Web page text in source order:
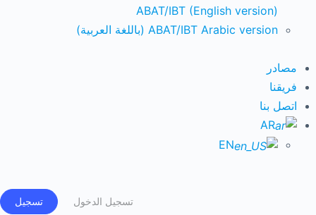
ABAT/IBT (English version)
ABAT/IBT Arabic version (باللغة العربية)
مصادر
فريقنا
اتصل بنا
AR
EN
تسجيل الدخول تسجيل